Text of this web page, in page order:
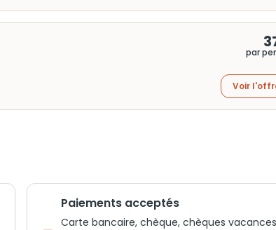
par
Voir
Paiements acceptés
Carte bancaire, chèque, chèques